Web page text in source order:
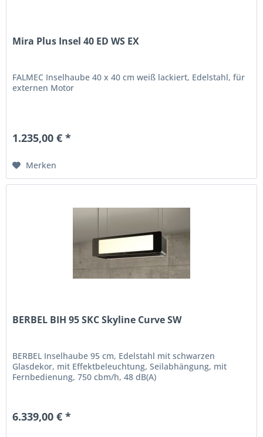
Mira Plus Insel 40 ED WS EX
FALMEC Inselhaube 40 x 40 cm weiß lackiert, Edelstahl, für
externen Motor
1.235,00 € *
Merken
BERBEL BIH 95 SKC Skyline Curve SW
BERBEL Inselhaube 95 cm, Edelstahl mit schwarzen
Glasdekor, mit Effektbeleuchtung, Seilabhängung, mit
Fernbedienung, 750 cbm/h, 48 dB(A)
6.339,00 € *